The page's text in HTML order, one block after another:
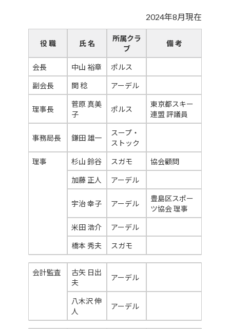
2024年8月現在
役 職 氏 名
所属クラ
ブ
備 考
会長 中山 裕章 ポルス
副会長 関 稔 アーデル
理事長
菅原 真美
子
ポルス
東京都スキー
連盟 評議員
事務局長 鎌田 雄一
スープ・
ストック
理事 杉山 鈴谷 スガモ 協会顧問
加藤 正人 アーデル
宇治 幸子 アーデル
豊島区スポー
ツ協会 理事
米田 浩介 アーデル
橋本 秀夫 スガモ
会計監査
古矢 日出
夫
アーデル
八木沢 伸
人
アーデル